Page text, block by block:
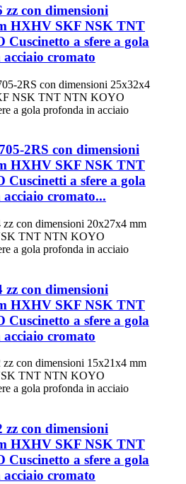
zz con dimensioni
HXHV SKF NSK TNT
a sfere a gola
cromato
2RS con dimensioni
HXHV SKF NSK TNT
a sfere a gola
cromato...
zz con dimensioni
HXHV SKF NSK TNT
a sfere a gola
cromato
zz con dimensioni
HXHV SKF NSK TNT
a sfere a gola
cromato